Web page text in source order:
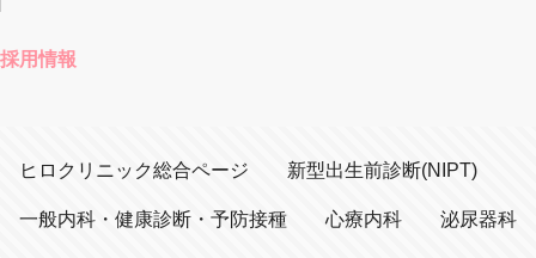
採用情報
ヒロクリニック総合ページ 新型出生前診断(NIPT)
一般内科・健康診断・予防接種 心療内科 泌尿器科